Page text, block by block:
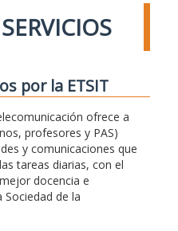
por la ETSIT
ofrece a
profesores y PAS)
y comunicaciones que
tareas diarias, con el
docencia e
Sociedad de la